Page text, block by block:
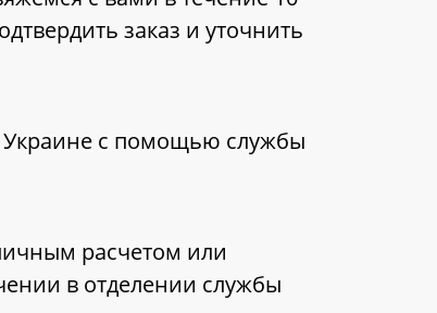
заказ и уточнить
Украине с помощью службы
расчетом или
в отделении службы